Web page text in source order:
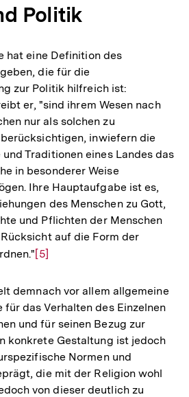
Politik
hat eine Definition des
die für die
zur Politik hilfreich ist:
er, "sind ihrem Wesen nach
nur als solchen zu
inwiefern die
Traditionen eines Landes das
in besonderer Weise
Ihre Hauptaufgabe ist es,
des Menschen zu Gott,
und Pflichten der Menschen
auf die Form der
Zur
der
Fußnote
[5]
demnach vor allem allgemeine
für das Verhalten des Einzelnen
und für seinen Bezug zur
konkrete Gestaltung ist jedoch
Normen und
die mit der Religion wohl
von dieser deutlich zu